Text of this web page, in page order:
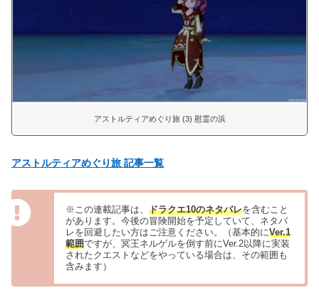
アストルティアめぐり旅 (3) 慰霊の浜
アストルティアめぐり旅 記事一覧
※この連載記事は、 ドラクエ10のネタバレを含むこと
があります。今後の冒険開始を予定していて、ネタバ
レを回避したい方はご注意ください。（基本的にVer.1
範囲ですが、冥王ネルゲルを倒す前にVer.2以降に実装
されたクエストなどをやっている場合は、その範囲も
含みます）